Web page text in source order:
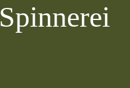
Spinnerei